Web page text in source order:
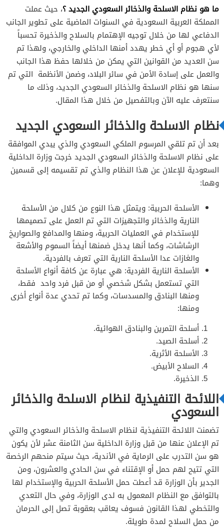
ما هو نظام الاسلحة والذخائر السعودي الجديد ؟، حيث عملت
المملكة العربية السعودية في السنوات الماضية على تطوير الجانب
الدفاعي لها من خلال توجيه الإهتمام بالسلاح والذخيرة تحسباً
لأي هجوم أو أي خطر يهدد أمنها الداخلي والخارجي، ولهذا تم
سن العديد من القوانين التي يمكن من خلالها حفظ هذا الجانب
والعمل على إسادة الأمن في سائر البلاد، وضمن الأنظمة التي تم
سنها هو نظام الاسلحة والذخائر السعودي الجديد، وذلك ما
سنتعرف عليه الآن وبالتفصيل من خلال هذا المقال.
نظام الاسلحة والذخائر السعودي الجديد
بعد أن تم تلقي المرسوم الملكي السعودي والذي يبدي الموافقة
على نظام الاسلحة والذخائر السعودي الجديد خرجت وزارة الداخلية
السعودية للإعلان عن هذا النظام والذي تم تقسيمه إلى قسمين
وهما:
الأسلحة الحربية: ويتمثل هذا النوع من كلال من الأسلحة
النارية والذخائر والتجهيزات التي تم العمل على تصميمها
للإستخدام في العمليات الحربية، ومنها والمدافع والصواريخ
الرشاشات، وكما أنها يدخل ضمنها أيضاً السموم والأشعة
والغازات عدا الأسلحة النارية التي تعرف بالفردية.
الأسلحة النارية الفردية: هي عبارة عن كافة أنواع الأسلحة
التي تستعمل بشكل شخصي أو من قبل فرد واحد فقط،
ومنها البنادق والمسدسات، وكما تم تحدي عدة أنواع أخرى
ومنها:
أسلحة التمرين والبنادق الهوائية.
أسلحة الصيد.
الأسلحة الأثرية.
السلاح الأبيض.
الذخيرة.
اللائحة التنفيذية لنظام الاسلحة والذخائر
السعودي
تضمنت اللائحة التنفيذية لنظام الاسلحة والذخائر السعودي والتي
تم الإعلان عنها من قبل وزارة الداخلية سن الثامنة عشر لأن يكون
هو سن التدرب على الرماية في الأندية، حيث سيتم منحهم الرخصة
التي تتيح لهم حمل أو الإقتناء في سن الحادي والعشرون، ومن
الجدير بأن الوزارة قد أعطت حمل الأسلحة الحربية والإستخدام لها
بالتوافق مع النظام المعمول به لدى الوزارة، وفي حال التعدي
والتخطي لهذا القانون فسوف يعاقب بعقوبة تصل إلى الحرمان
من حمل السلاح لمدة طويلة.